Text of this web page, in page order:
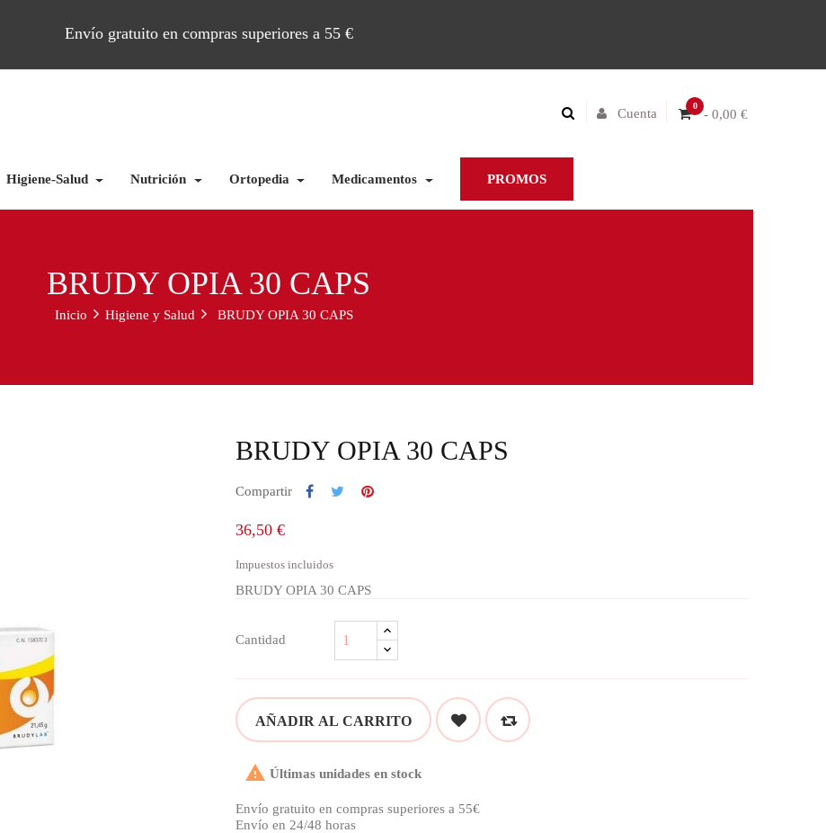
Envío gratuito en compras superiores a 55 €
0
- 0,00 €
Cuenta
Higiene-Salud Nutrición Ortopedia Medicamentos PROMOS
BRUDY OPIA 30 CAPS
Inicio Higiene y Salud BRUDY OPIA 30 CAPS
BRUDY OPIA 30 CAPS
Compartir
36,50 €
Impuestos incluidos
BRUDY OPIA 30 CAPS
Cantidad
AÑADIR AL CARRITO
 Últimas unidades en stock
Envío gratuito en compras superiores a 55€
Envío en 24/48 horas